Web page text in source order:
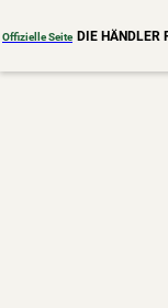
Offizielle Seite DIE HÄNDLER